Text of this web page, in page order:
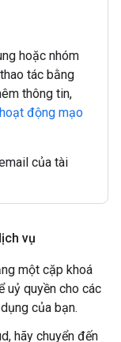
hoặc nhóm
tác bằng
thông tin,
động mạo
của tài
vụ
một cặp khoá
uỷ quyền cho các
của bạn.
hãy chuyển đến